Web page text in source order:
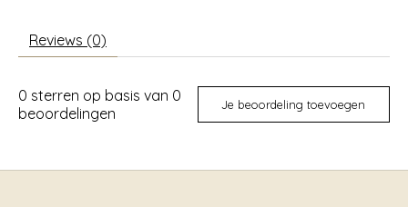
Reviews (0)
0 sterren op basis van 0
beoordelingen
Je beoordeling toevoegen